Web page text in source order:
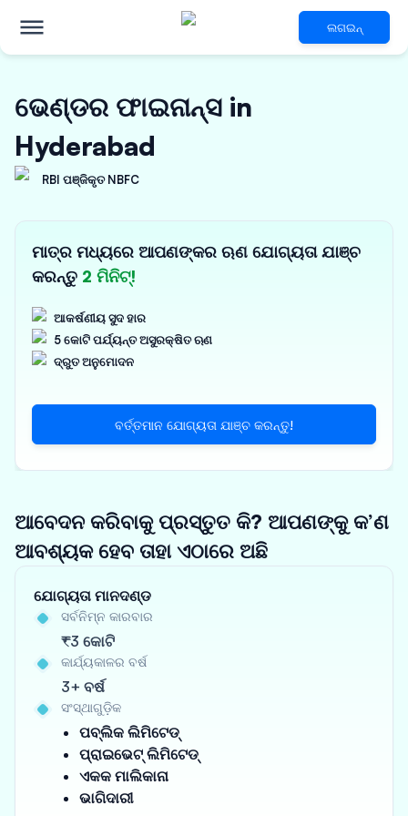
ଲଗଇନ୍
ଭେଣ୍ଡର ଫାଇନାନ୍ସ in
Hyderabad
RBI ପଞ୍ଜିକୃତ NBFC
ମାତ୍ର ମଧ୍ୟରେ ଆପଣଙ୍କର ଋଣ ଯୋଗ୍ୟତା ଯାଞ୍ଚ
କରନ୍ତୁ 2 ମିନିଟ୍!
ଆକର୍ଷଣୀୟ ସୁଦ ହାର
5 କୋଟି ପର୍ଯ୍ୟନ୍ତ ଅସୁରକ୍ଷିତ ଋଣ
ଦ୍ରୁତ ଅନୁମୋଦନ
ବର୍ତ୍ତମାନ ଯୋଗ୍ୟତା ଯାଞ୍ଚ କରନ୍ତୁ!
ଆବେଦନ କରିବାକୁ ପ୍ରସ୍ତୁତ କି? ଆପଣଙ୍କୁ କ’ଣ
ଆବଶ୍ୟକ ହେବ ତାହା ଏଠାରେ ଅଛି
ଯୋଗ୍ୟତା ମାନଦଣ୍ଡ
ସର୍ବନିମ୍ନ କାରବାର
₹3 କୋଟି
କାର୍ଯ୍ୟକାଳର ବର୍ଷ
3+ ବର୍ଷ
ସଂସ୍ଥାଗୁଡ଼ିକ
ପବ୍ଲିକ ଲିମିଟେଡ୍
ପ୍ରାଇଭେଟ୍ ଲିମିଟେଡ୍
ଏକକ ମାଲିକାନା
ଭାଗିଦାରୀ